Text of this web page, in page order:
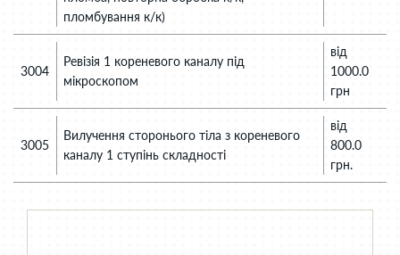
пломбування к/к)
3004
Ревізія 1 кореневого каналу під
мікроскопом
від
1000.0
грн
3005
Вилучення сторонього тіла з кореневого
каналу 1 ступінь складності
від
800.0
грн.